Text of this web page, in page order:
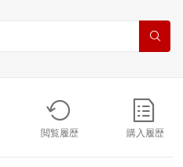
閲覧履歴 購入履歴